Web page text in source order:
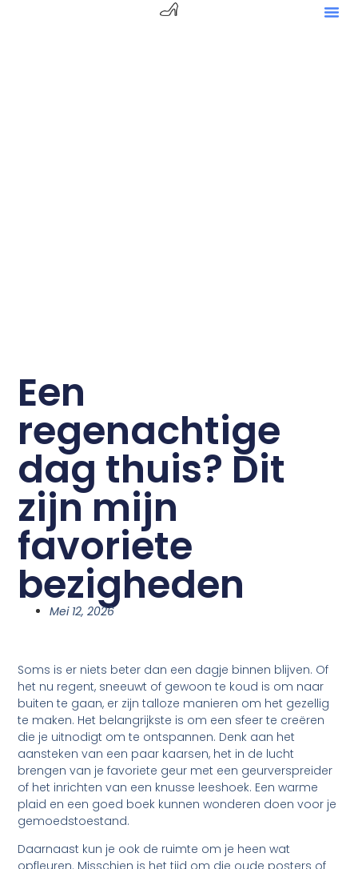
Een
regenachtige
dag thuis? Dit
zijn mijn
favoriete
bezigheden
Mei 12, 2026
Soms is er niets beter dan een dagje binnen blijven. Of
het nu regent, sneeuwt of gewoon te koud is om naar
buiten te gaan, er zijn talloze manieren om het gezellig
te maken. Het belangrijkste is om een sfeer te creëren
die je uitnodigt om te ontspannen. Denk aan het
aansteken van een paar kaarsen, het in de lucht
brengen van je favoriete geur met een geurverspreider
of het inrichten van een knusse leeshoek. Een warme
plaid en een goed boek kunnen wonderen doen voor je
gemoedstoestand.
Daarnaast kun je ook de ruimte om je heen wat